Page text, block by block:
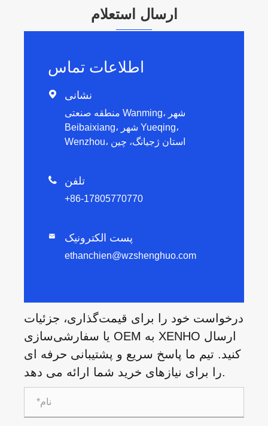
ارسال استعلام
اطلاعات تماس
 نشانی
منطقه صنعتی Wanming، شهر
Beibaixiang، شهر Yueqing،
Wenzhou، استان ژجیانگ، چین
 تلفن
+86-17805770770
 پست الکترونیک
ethanchien@wzshenghuo.com
درخواست خود را برای قیمت‌گذاری، جزئیات
یا سفارشی‌سازی OEM به XENHO ارسال
کنید. تیم ما پاسخ سریع و پشتیبانی حرفه ای
را برای نیازهای خرید شما ارائه می دهد.